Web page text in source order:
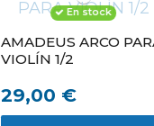
En stock
AMADEUS ARCO
VIOLÍN 1/2
29,00 €